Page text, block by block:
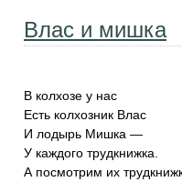
Влас и мишка
В колхозе у нас
Есть колхозник Влас
И лодырь Мишка —
У каждого трудкнижка.
А посмотрим их